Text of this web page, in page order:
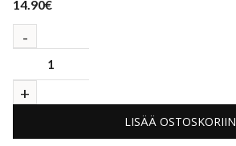
14.90€
LISÄÄ OSTOSKORIIN